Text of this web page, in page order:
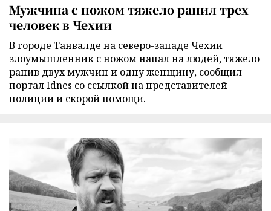
Мужчина с ножом тяжело ранил трех
человек в Чехии
В городе Танвалде на северо-западе Чехии
злоумышленник с ножом напал на людей, тяжело
ранив двух мужчин и одну женщину, сообщил
портал Idnes со ссылкой на представителей
полиции и скорой помощи.